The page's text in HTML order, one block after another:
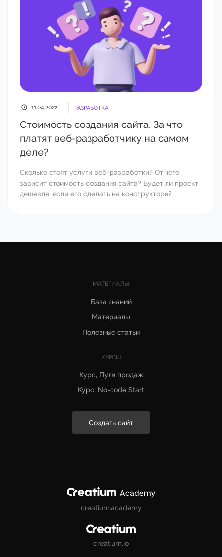
11.04.2022 РАЗРАБОТКА
Стоимость создания сайта. За что
платят веб-разработчику на самом
деле?
Сколько стоят услуги веб-разработки? От чего
зависит стоимость создания сайта? Будет ли проект
дешевле, если его сделать на конструкторе?
МАТЕРИАЛЫ
База знаний
Материалы
Полезные статьи
КУРСЫ
Курс, Пуля продаж
Курс, No-code Start
Создать сайт
creatium.academy
creatium.io